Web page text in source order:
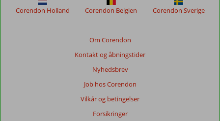
Om Corendon
Kontakt og åbningstider
Nyhedsbrev
Job hos Corendon
Vilkår og betingelser
Forsikringer
Corendon Holland Corendon Belgien Corendon Sverige